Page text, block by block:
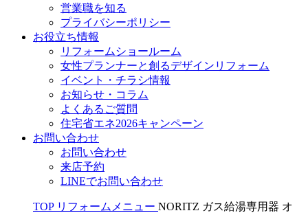
営業職を知る
プライバシーポリシー
お役立ち情報
リフォームショールーム
女性プランナーと創るデザインリフォーム
イベント・チラシ情報
お知らせ・コラム
よくあるご質問
住宅省エネ2026キャンペーン
お問い合わせ
お問い合わせ
来店予約
LINEでお問い合わせ
TOP リフォームメニュー NORITZ ガス給湯専用器 オ